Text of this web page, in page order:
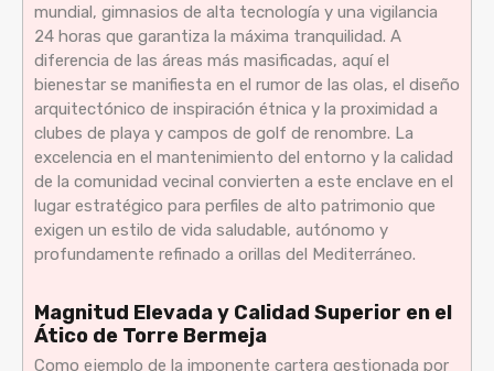
mundial, gimnasios de alta tecnología y una vigilancia
24 horas que garantiza la máxima tranquilidad. A
diferencia de las áreas más masificadas, aquí el
bienestar se manifiesta en el rumor de las olas, el diseño
arquitectónico de inspiración étnica y la proximidad a
clubes de playa y campos de golf de renombre. La
excelencia en el mantenimiento del entorno y la calidad
de la comunidad vecinal convierten a este enclave en el
lugar estratégico para perfiles de alto patrimonio que
exigen un estilo de vida saludable, autónomo y
profundamente refinado a orillas del Mediterráneo.
Magnitud Elevada y Calidad Superior en el
Ático de Torre Bermeja
Como ejemplo de la imponente cartera gestionada por